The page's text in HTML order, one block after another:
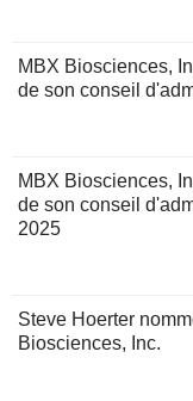
MBX Biosciences,
de son conseil
MBX Biosciences,
de son conseil
2025
Steve Hoerter
Biosciences, Inc.